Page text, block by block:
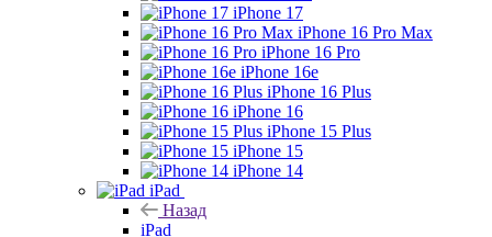
iPhone 17
iPhone 16 Pro Max
iPhone 16 Pro
iPhone 16e
iPhone 16 Plus
iPhone 16
iPhone 15 Plus
iPhone 15
iPhone 14
iPad
Назад
iPad